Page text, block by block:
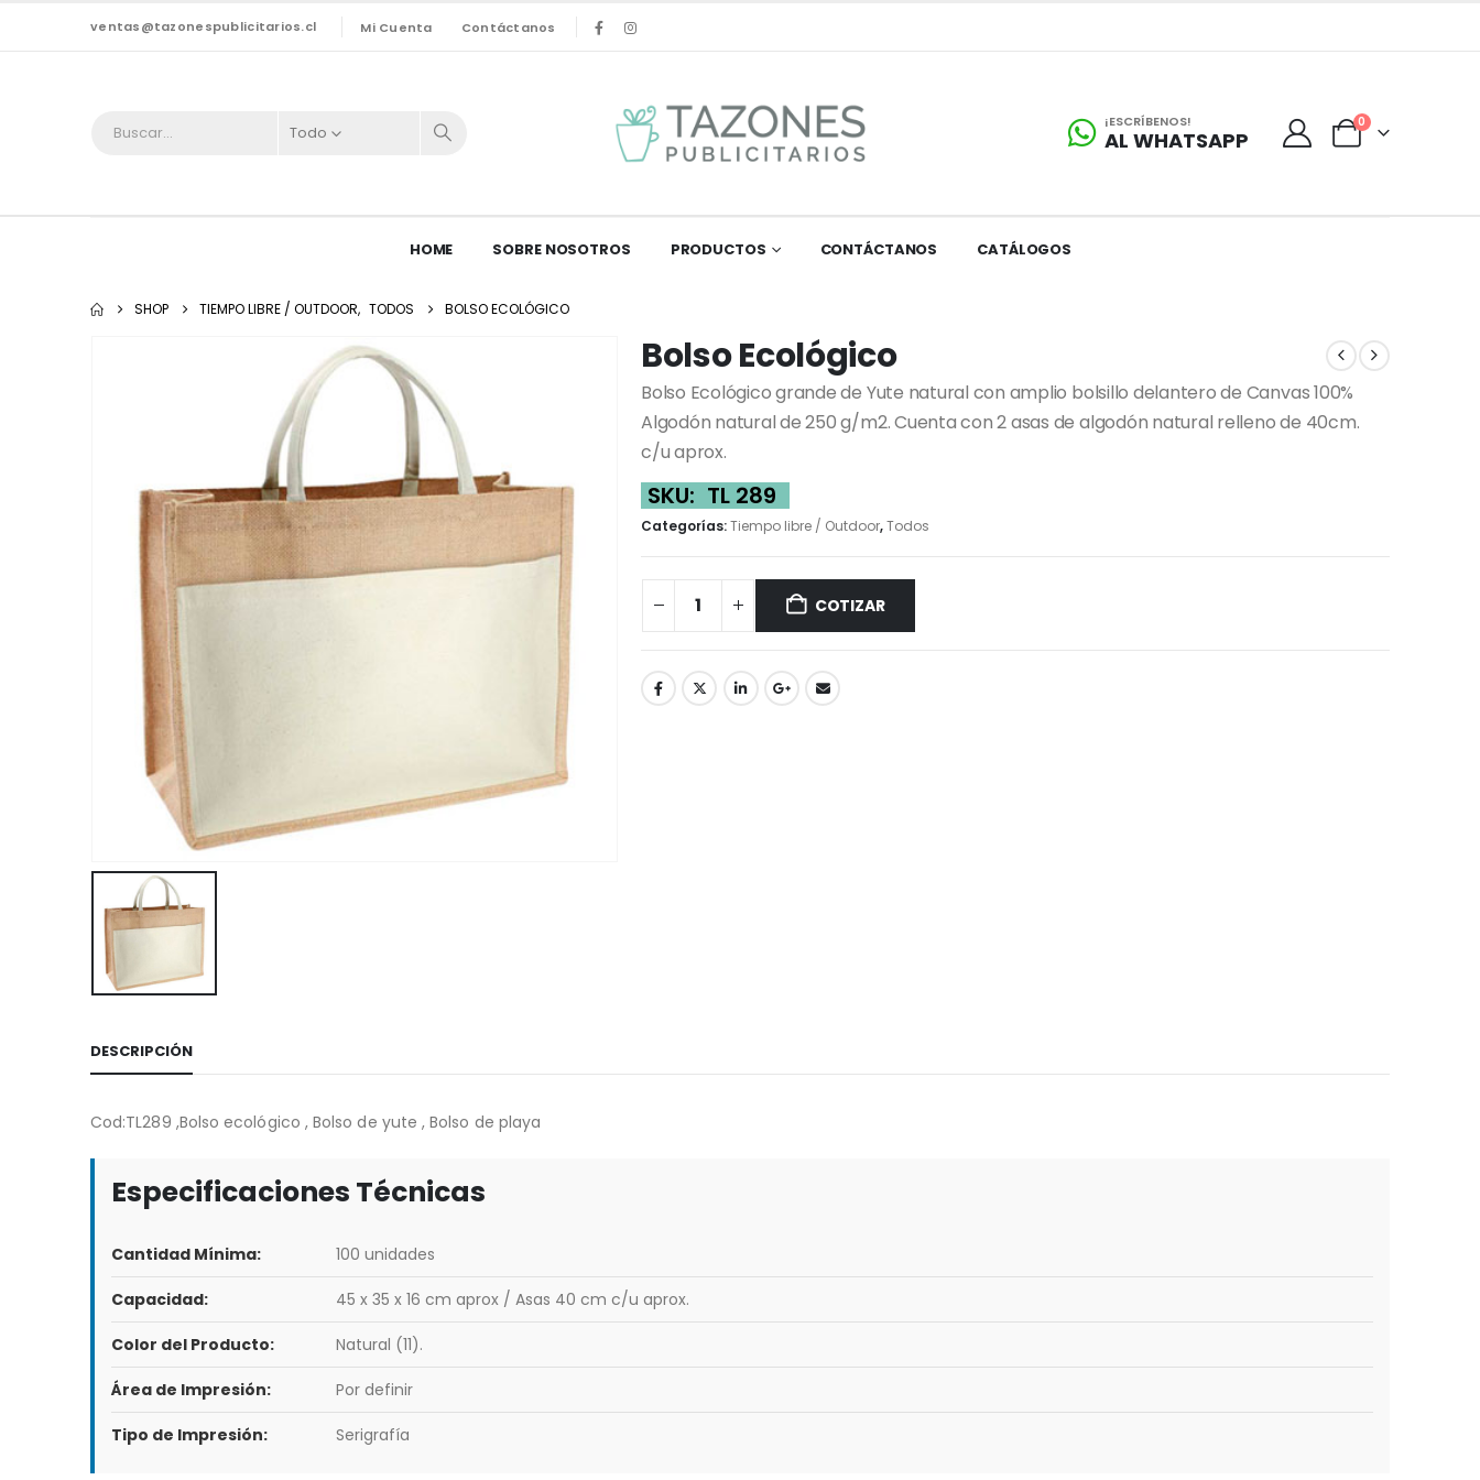
ventas@tazonespublicitarios.cl Mi Cuenta Contáctanos
Todo
¡ESCRÍBENOS!
AL WHATSAPP
0
HOME SOBRE NOSOTROS PRODUCTOS CONTÁCTANOS CATÁLOGOS
SHOP TIEMPO LIBRE / OUTDOOR, TODOS BOLSO ECOLÓGICO
Bolso Ecológico
Bolso Ecológico grande de Yute natural con amplio bolsillo delantero de Canvas 100%
Algodón natural de 250 g/m2. Cuenta con 2 asas de algodón natural relleno de 40cm.
c/u aprox.
SKU: TL 289
Categorías:Tiempo libre / Outdoor,Todos
COTIZAR
DESCRIPCIÓN
Cod:TL289 ,Bolso ecológico , Bolso de yute , Bolso de playa
Especificaciones Técnicas
Cantidad Mínima: 100 unidades
Capacidad: 45 x 35 x 16 cm aprox / Asas 40 cm c/u aprox.
Color del Producto: Natural (11).
Área de Impresión: Por definir
Tipo de Impresión: Serigrafía